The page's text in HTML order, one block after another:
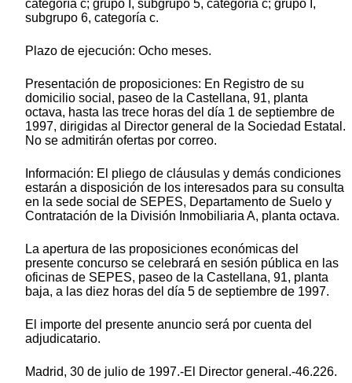
categoría c; grupo I, subgrupo 5, categoría c; grupo I,
subgrupo 6, categoría c.
Plazo de ejecución: Ocho meses.
Presentación de proposiciones: En Registro de su
domicilio social, paseo de la Castellana, 91, planta
octava, hasta las trece horas del día 1 de septiembre de
1997, dirigidas al Director general de la Sociedad Estatal.
No se admitirán ofertas por correo.
Información: El pliego de cláusulas y demás condiciones
estarán a disposición de los interesados para su consulta
en la sede social de SEPES, Departamento de Suelo y
Contratación de la División Inmobiliaria A, planta octava.
La apertura de las proposiciones económicas del
presente concurso se celebrará en sesión pública en las
oficinas de SEPES, paseo de la Castellana, 91, planta
baja, a las diez horas del día 5 de septiembre de 1997.
El importe del presente anuncio será por cuenta del
adjudicatario.
Madrid, 30 de julio de 1997.-El Director general.-46.226.